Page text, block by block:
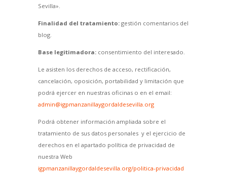
Sevilla».
Finalidad del tratamiento:gestión comentarios del
blog.
Base legitimadora:consentimiento del interesado.
Le asisten los derechos de acceso, rectificación,
cancelación, oposición, portabilidad y limitación que
podrá ejercer en nuestras oficinas o en el email:
admin@igpmanzanillaygordaldesevilla.org
Podrá obtener información ampliada sobre el
tratamiento de sus datos personales y el ejercicio de
derechos en el apartado política de privacidad de
nuestra Web
igpmanzanillaygordaldesevilla.org/politica-privacidad